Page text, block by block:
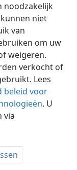
noodzakelijk
niet
van
om uw
weigeren.
verkocht of
Lees
beleid voor
. U
via
Instellingen
of Pennsylvania
Privacyinstellingen